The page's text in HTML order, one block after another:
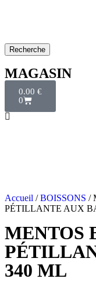
Recherche
MAGASIN
0.00 €
0
Accueil /BOISSONS /
PÉTILLANTE AUX
MENTOS
340 ML